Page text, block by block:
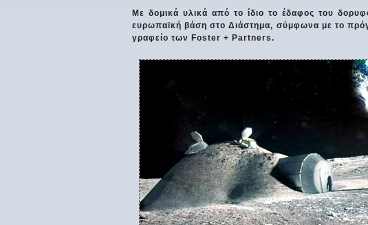
Με δομικά υλικά από το ίδιο το έδαφος του
ευρωπαϊκή βάση στο Διάστημα, σύμφωνα με το
γραφείο των Foster + Partners.